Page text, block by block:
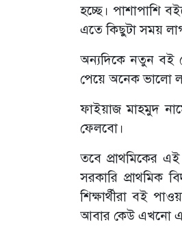
হচ্ছে। পাশাপাশি
এতে কিছুটা সময়
অন্যদিকে নতুন বই
পেয়ে অনেক ভালো
ফাইয়াজ মাহমুদ
ফেলবো।
তবে প্রাথমিকের
সরকারি প্রাথমিক
শিক্ষার্থীরা বই
আবার কেউ এখনো